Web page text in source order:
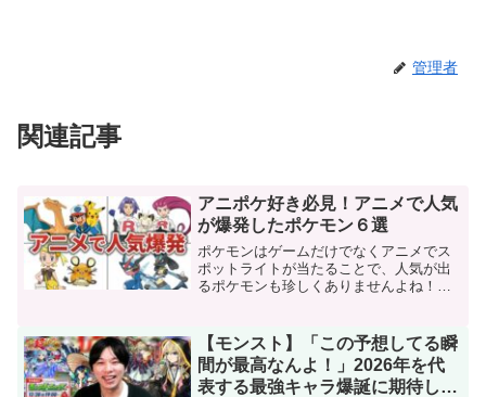
管理者
関連記事
アニポケ好き必見！アニメで人気
が爆発したポケモン６選
ポケモンはゲームだけでなくアニメでス
ポットライトが当たることで、人気が出
るポケモンも珍しくありませんよね！今
す。皆さんが好きなアニポケのシーンも
ぜひコメントで教えてくだ...
【モンスト】「この予想してる瞬
間が最高なんよ！」2026年を代
表する最強キャラ爆誕に期待しか